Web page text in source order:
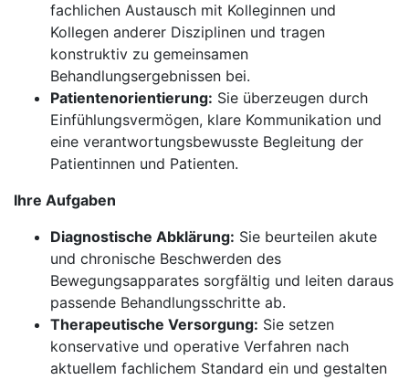
fachlichen Austausch mit Kolleginnen und
Kollegen anderer Disziplinen und tragen
konstruktiv zu gemeinsamen
Behandlungsergebnissen bei.
Patientenorientierung: Sie überzeugen durch
Einfühlungsvermögen, klare Kommunikation und
eine verantwortungsbewusste Begleitung der
Patientinnen und Patienten.
Ihre Aufgaben
Diagnostische Abklärung: Sie beurteilen akute
und chronische Beschwerden des
Bewegungsapparates sorgfältig und leiten daraus
passende Behandlungsschritte ab.
Therapeutische Versorgung: Sie setzen
konservative und operative Verfahren nach
aktuellem fachlichem Standard ein und gestalten